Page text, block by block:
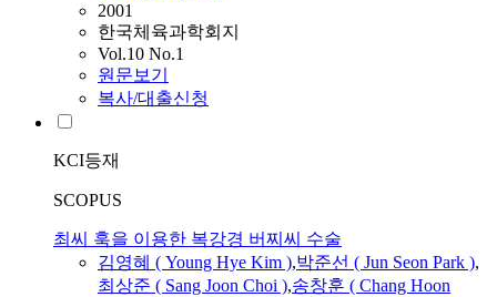
2001
한국체육과학회지
Vol.10 No.1
원문보기
복사/대출신청
KCI등재
SCOPUS
최씨 훅을 이용한 복강경 버찌씨 수술
김영혜 ( Young Hye Kim ),박준선 ( Jun Seon Park ),
최상준 ( Sang Joon Choi ),송창훈 ( Chang Hoon